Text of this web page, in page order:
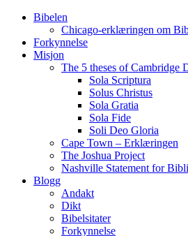
Skip
content
Bibelen
Chicago-erklæringen om
Forkynnelse
Misjon
The 5 theses of Cambridge
Sola Scriptura
Solus Christus
Sola Gratia
Sola Fide
Soli Deo Gloria
Cape Town – Erklæringen
The Joshua Project
Nashville Statement for
Blogg
Andakt
Dikt
Bibelsitater
Forkynnelse